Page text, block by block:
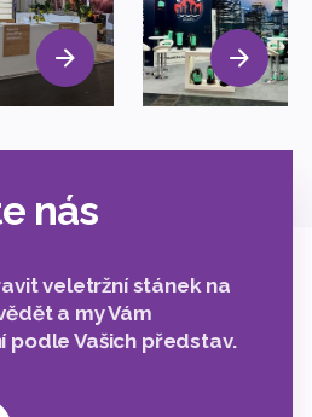
nás
veletržní stánek na
a my Vám
podle Vašich představ.